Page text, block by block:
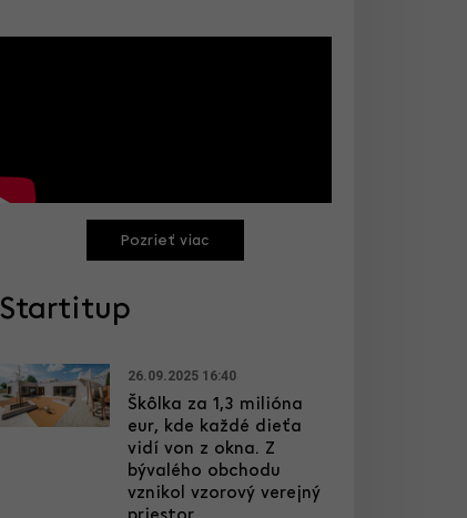
Pozrieť viac
Startitup
26.09.2025 16:40
Škôlka za 1,3 milióna
eur, kde každé dieťa
vidí von z okna. Z
bývalého obchodu
vznikol vzorový verejný